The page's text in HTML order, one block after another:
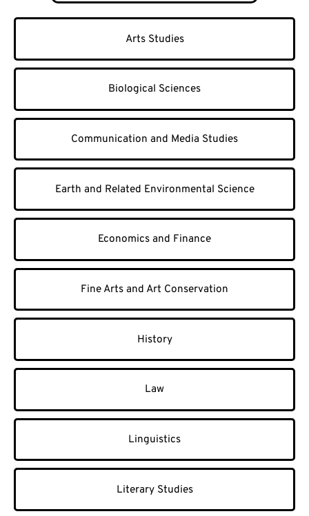
Arts Studies
Biological Sciences
Communication and Media Studies
Earth and Related Environmental Science
Economics and Finance
Fine Arts and Art Conservation
History
Law
Linguistics
Literary Studies